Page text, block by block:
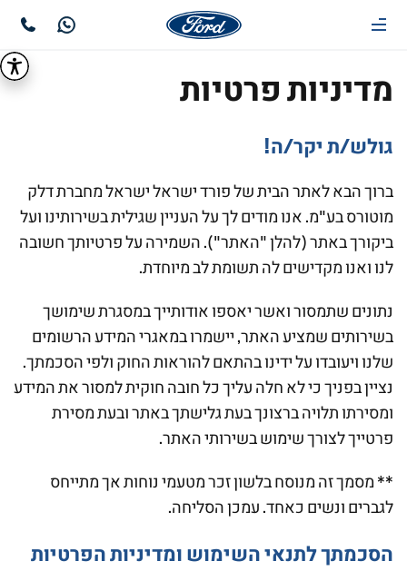
מדיניות פרטיות
גולש/ת יקר/ה!
ברוך הבא לאתר הבית של פורד ישראל ישראל מחברת דלק
מוטורס בע"מ. אנו מודים לך על העניין שגילית בשירותינו ועל
ביקורך באתר (להלן "האתר"). השמירה על פרטיותך חשובה
לנו ואנו מקדישים לה תשומת לב מיוחדת.
נתונים שתמסור ואשר יאספו אודותייך במסגרת שימושך
בשירותים שמציע האתר, יישמרו במאגרי המידע הרשומים
שלנו ויעובדו על ידינו בהתאם להוראות החוק ולפי הסכמתך.
נציין בפניך כי לא חלה עליך כל חובה חוקית למסור את המידע
ומסירתו תלויה ברצונך בעת גלישתך באתר ובעת מסירת
פרטייך לצורך שימוש בשירותי האתר.
** מסמך זה מנוסח בלשון זכר מטעמי נוחות אך מתייחס
לגברים ונשים כאחד. עמכן הסליחה.
הסכמתך לתנאי השימוש ומדיניות הפרטיות